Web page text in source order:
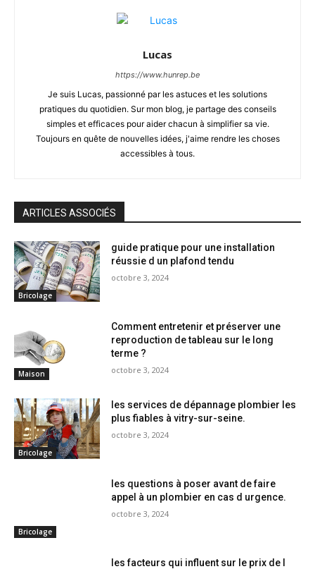
Lucas
https://www.hunrep.be
Je suis Lucas, passionné par les astuces et les solutions
pratiques du quotidien. Sur mon blog, je partage des conseils
simples et efficaces pour aider chacun à simplifier sa vie.
Toujours en quête de nouvelles idées, j'aime rendre les choses
accessibles à tous.
ARTICLES ASSOCIÉS
Bricolage
guide pratique pour une installation
réussie d un plafond tendu
octobre 3, 2024
Maison
Comment entretenir et préserver une
reproduction de tableau sur le long
terme ?
octobre 3, 2024
Bricolage
les services de dépannage plombier les
plus fiables à vitry-sur-seine.
octobre 3, 2024
Bricolage
les questions à poser avant de faire
appel à un plombier en cas d urgence.
octobre 3, 2024
les facteurs qui influent sur le prix de l